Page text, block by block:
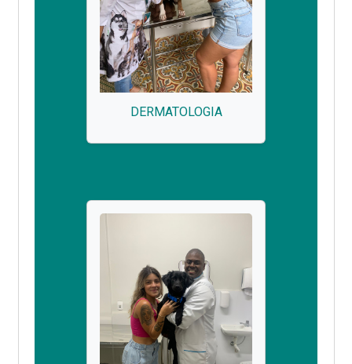
DERMATOLOGIA